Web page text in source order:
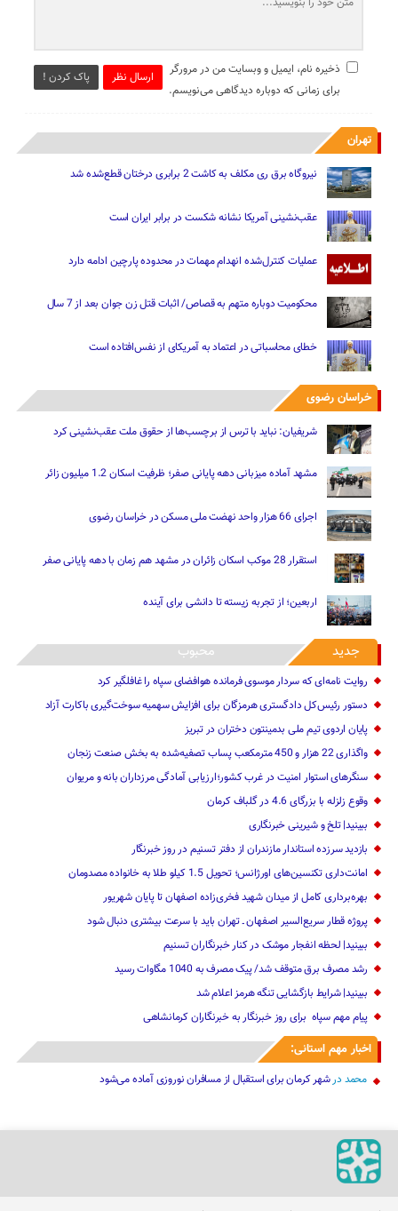
ارسال نظر پاک کردن !
ذخیره نام، ایمیل و وبسایت من در مرورگر
برای زمانی که دوباره دیدگاهی می‌نویسم.
تهران
نیروگاه برق ری مکلف به کاشت 2 برابری درختان قطع‌شده شد
عقب‌نشینی آمریکا نشانه شکست در برابر ایران است
عملیات کنترل‌شده انهدام مهمات در محدوده پارچین ادامه دارد
محکومیت دوباره متهم به قصاص/ اثبات قتل زن جوان بعد از 7 سال
خطای محاسباتی در اعتماد به آمریکای از نفس‌افتاده است
خراسان رضوی
شریفیان: نباید با ترس از برچسب‌ها از حقوق ملت عقب‌نشینی کرد
مشهد آماده میزبانی دهه پایانی صفر؛ ظرفیت اسکان 1.2 میلیون زائر
اجرای 66 هزار واحد نهضت ملی مسکن در خراسان رضوی
استقرار 28 موکب اسکان زائران در مشهد هم زمان با دهه پایانی صفر
اربعین؛ از تجربه زیسته تا دانشی برای آینده
جدید محبوب
روایت نامه‌ای که سردار موسوی فرمانده هوافضای سپاه را غافلگیر کرد
دستور رئیس‌کل دادگستری هرمزگان برای افزایش سهمیه سوخت‌گیری باکارت آزاد
پایان اردوی تیم ملی بدمینتون دختران در تبریز
واگذاری 22 هزار و 450 مترمکعب ‌پساب تصفیه‌شده به بخش صنعت زنجان
سنگرهای استوار امنیت در غرب کشور؛ارزیابی آمادگی مرزداران بانه و مریوان
وقوع زلزله با بزرگای 4.6 در گلباف کرمان
ببینید| تلخ و شیرینی خبرنگاری
بازدید سرزده ‌استاندار مازندران از دفتر تسنیم ‌در روز خبرنگار
امانت‌داری تکنسین‌های اورژانس؛ تحویل 1.5 کیلو طلا به خانواده مصدومان
بهره‌برداری کامل از میدان شهید فخری‌زاده اصفهان تا پایان شهریور
پروژه قطار سریع‌السیر اصفهان ـ تهران باید با سرعت بیشتری دنبال شود
ببینید| لحظه انفجار موشک‌ در کنار خبرنگاران تسنیم
رشد مصرف برق متوقف شد/ پیک مصرف به 1040 مگاوات رسید
ببینید| شرایط بازگشایی تنگه هرمز اعلام شد
پیام مهم ‌سپاه ‌ برای روز خبرنگار ‌به خبرنگاران کرمانشاهی
اخبار مهم استانی:
محمد درشهر کرمان برای استقبال از مسافران نوروزی آماده می‌شود